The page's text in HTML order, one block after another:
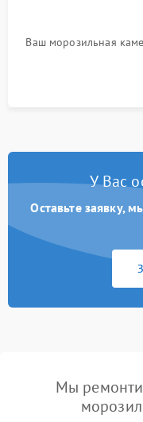
Ваш морозильная
У Вас
Оставьте заявку,
Мы